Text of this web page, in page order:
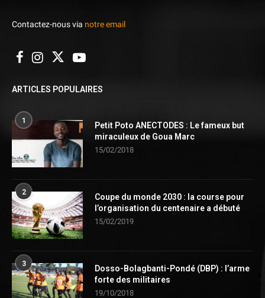
Contactez-nous via notre email
ARTICLES POPULAIRES
1
Petit Poto ANECTODES : Le fameux but
miraculeux de Goua Marc
15/02/2018
2
Coupe du monde 2030 : la course pour
l’organisation du centenaire a débuté
15/02/2019
3
Dosso-Bolagbanti-Pondé (DBP) : l’arme
forte des militaires
19/10/2018